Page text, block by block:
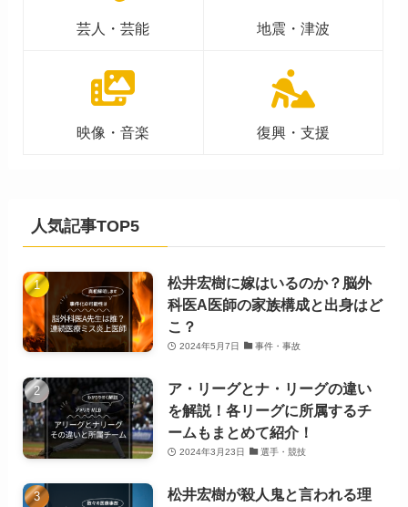
芸人・芸能 地震・津波
映像・音楽 復興・支援
人気記事TOP5
松井宏樹に嫁はいるのか？脳外
科医A医師の家族構成と出身はど
こ？
2024年5月7日 事件・事故
ア・リーグとナ・リーグの違い
を解説！各リーグに所属するチ
ームもまとめて紹介！
2024年3月23日 選手・競技
松井宏樹が殺人鬼と言われる理